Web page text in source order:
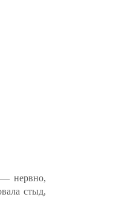
— нервно,
стыд,